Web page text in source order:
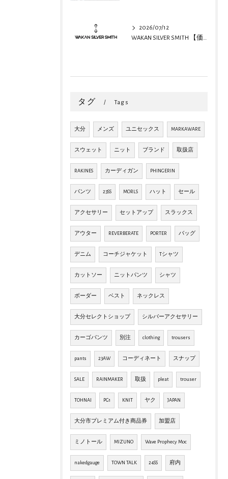
2026/07/12
WAKAN SILVER SMITH 【価格改定のお知らせ】
タグ Tags
大分 メンズ ユニセックス MARKAWARE
スウェット ニット ブランド 取扱店
RAKINES カーディガン PHINGERIN
パンツ 23SS MORLS ハット セール
アクセサリー セットアップ スラックス
アウター REVERBERATE PORTER バッグ
デニム コーチジャケット Tシャツ
カットソー ニットパンツ シャツ
ボーダー ベスト ネックレス
大分セレクトショップ シルバーアクセサリー
カーゴパンツ 別注 clothing trousers
pants 23AW コーディネート スナップ
SALE RAINMAKER 取扱 pleat trouser
TOHNAI PG1 KNIT ヤク JAPAN
大分市プレミアム付き商品券 加盟店
ミノトール MIZUNO Wave Prophecy Moc
nakedgauge TOWN TALK 24SS 府内